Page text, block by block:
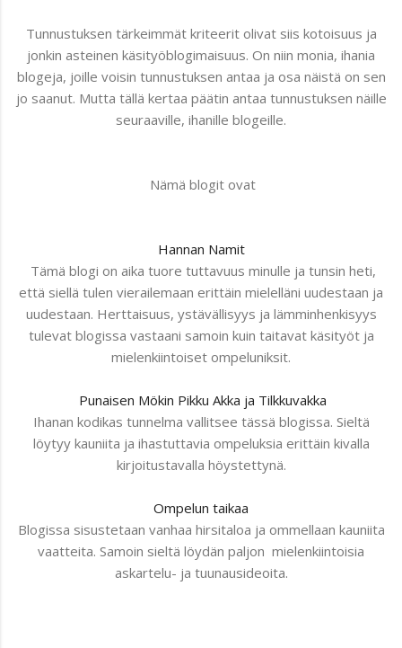
Tunnustuksen tärkeimmät kriteerit olivat siis kotoisuus ja
jonkin asteinen käsityöblogimaisuus. On niin monia, ihania
blogeja, joille voisin tunnustuksen antaa ja osa näistä on sen
jo saanut. Mutta tällä kertaa päätin antaa tunnustuksen näille
seuraaville, ihanille blogeille.
Nämä blogit ovat
Hannan Namit
Tämä blogi on aika tuore tuttavuus minulle ja tunsin heti,
että siellä tulen vierailemaan erittäin mielelläni uudestaan ja
uudestaan. Herttaisuus, ystävällisyys ja lämminhenkisyys
tulevat blogissa vastaani samoin kuin taitavat käsityöt ja
mielenkiintoiset ompeluniksit.
Punaisen Mökin Pikku Akka ja Tilkkuvakka
Ihanan kodikas tunnelma vallitsee tässä blogissa. Sieltä
löytyy kauniita ja ihastuttavia ompeluksia erittäin kivalla
kirjoitustavalla höystettynä.
Ompelun taikaa
Blogissa sisustetaan vanhaa hirsitaloa ja ommellaan kauniita
vaatteita. Samoin sieltä löydän paljon mielenkiintoisia
askartelu- ja tuunausideoita.